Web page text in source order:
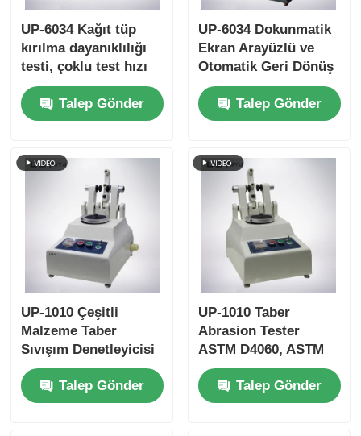
UP-6034 Kağıt tüp
kırılma dayanıklılığı
testi, çoklu test hızı
ayarları ile aşırı yük
koruması ve
ISO11093-9
Talep Gönder
UP-6034 Dokunmatik
Ekran Arayüzlü ve
Otomatik Geri Dönüş
Fonksiyonlu Kullanıcı
Dostu Kağıt Boru
Ezilme Dayanımı Test
Talep Gönder
UP-1010 Çeşitli
Malzeme Taber
Sıvışım Denetleyicisi
Talep Gönder
UP-1010 Taber
Abrasion Tester
ASTM D4060, ASTM
D1044, ISO 5470 ve
JIS K7204 ile Uyumlu
Düzenlenebilir Yük
Talep Gönder